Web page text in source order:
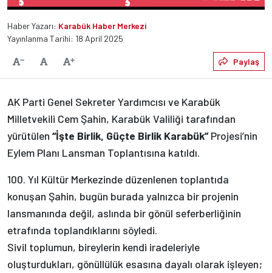
Haber Yazarı: Karabük Haber Merkezi
Yayınlanma Tarihi: 18 April 2025
Yazıyı KüçültVarsayılanYazıyı Büyüt Paylaş
AK Parti Genel Sekreter Yardımcısı ve Karabük
Milletvekili Cem Şahin, Karabük Valiliği tarafından
yürütülen “İşte Birlik, Güçte Birlik Karabük”Projesi’nin
Eylem Planı Lansman Toplantısına katıldı.
100. Yıl Kültür Merkezinde düzenlenen toplantıda
konuşan Şahin, bugün burada yalnızca bir projenin
lansmanında değil, aslında bir gönül seferberliğinin
etrafında toplandıklarını söyledi.
Sivil toplumun, bireylerin kendi iradeleriyle
oluşturdukları, gönüllülük esasına dayalı olarak işleyen;